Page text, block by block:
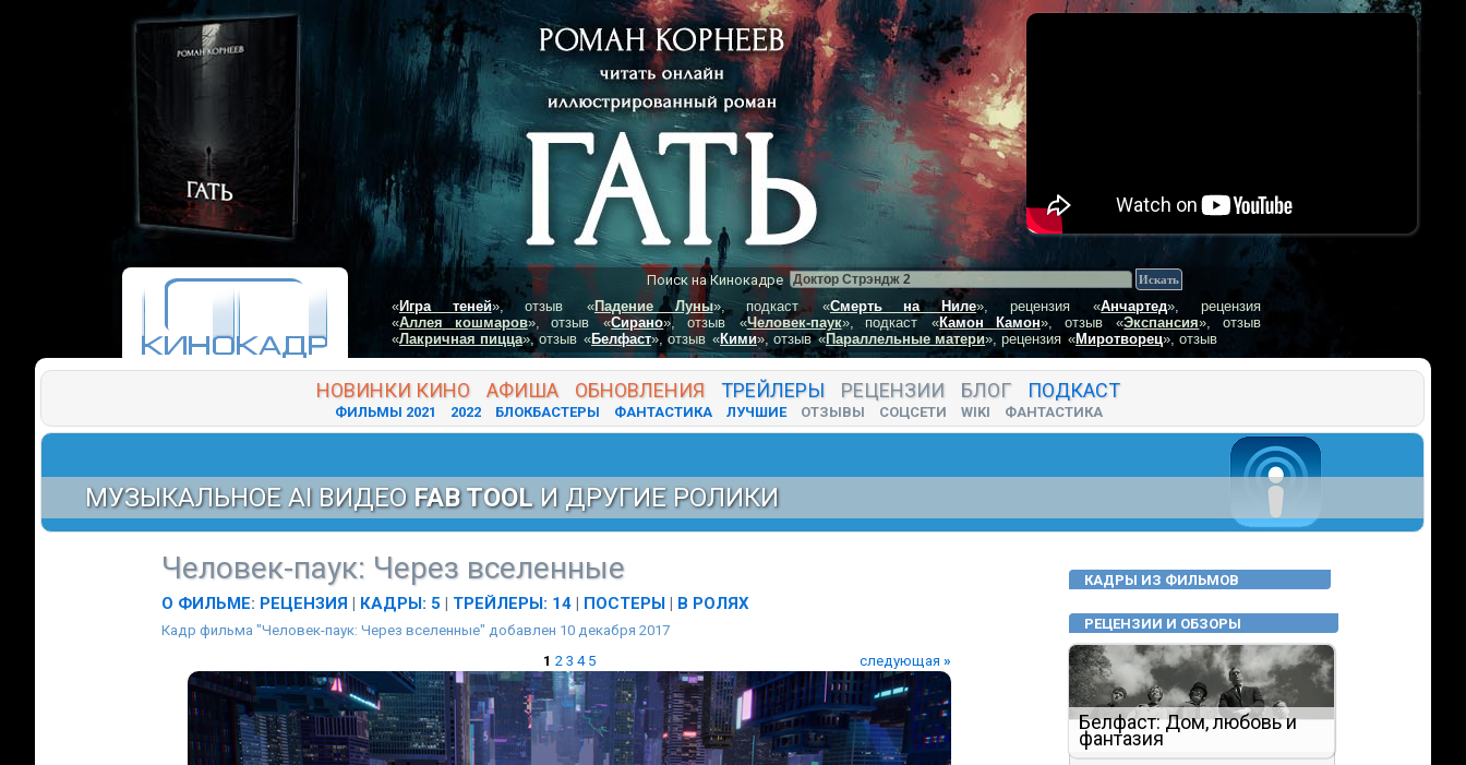
Поиск на Кинокадре
«Игра теней», отзыв «Падение Луны», подкаст «Смерть на Ниле», рецензия «Анчартед», рецензия
«Аллея кошмаров», отзыв «Сирано», отзыв «Человек-паук», подкаст «Камон Камон», отзыв «Экспансия», отзыв
«Лакричная пицца», отзыв «Белфаст», отзыв «Кими», отзыв «Параллельные матери», рецензия «Миротворец», отзыв
НОВИНКИ КИНО АФИША ОБНОВЛЕНИЯ ТРЕЙЛЕРЫ РЕЦЕНЗИИ БЛОГ ПОДКАСТ
ФИЛЬМЫ 2021 2022 БЛОКБАСТЕРЫ ФАНТАСТИКА ЛУЧШИЕ ОТЗЫВЫ СОЦСЕТИ WIKI ФАНТАСТИКА
МУЗЫКАЛЬНОЕ AI ВИДЕО FAB TOOL И ДРУГИЕ РОЛИКИ
Человек-паук: Через вселенные
О ФИЛЬМЕ: РЕЦЕНЗИЯ | КАДРЫ: 5 | ТРЕЙЛЕРЫ: 14 | ПОСТЕРЫ | В РОЛЯХ
Кадр фильма "Человек-паук: Через вселенные" добавлен 10 декабря 2017
1 2 3 4 5 следующая »
КАДРЫ ИЗ ФИЛЬМОВ
РЕЦЕНЗИИ И ОБЗОРЫ
Белфаст: Дом, любовь и
фантазия